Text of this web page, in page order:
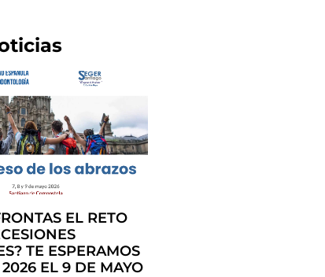
EL RETO
TE ESPERAMOS
2026 EL 9 DE MAYO